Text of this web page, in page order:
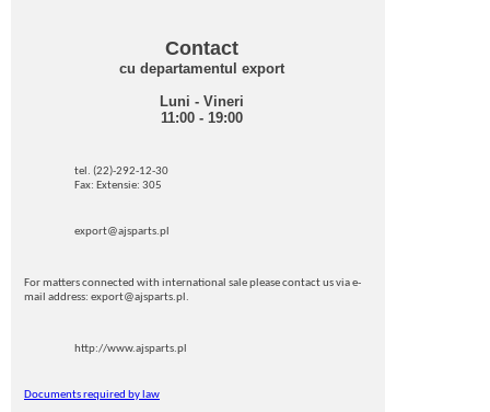
Contact
cu departamentul export
Luni - Vineri
11:00 - 19:00
tel. (22)-292-12-30
Fax: Extensie: 305
export@ajsparts.pl
For matters connected with international sale please contact us via e-
mail address: export@ajsparts.pl.
http://www.ajsparts.pl
Documents required by law